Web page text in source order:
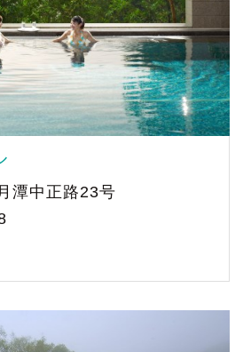
潭中正路23号